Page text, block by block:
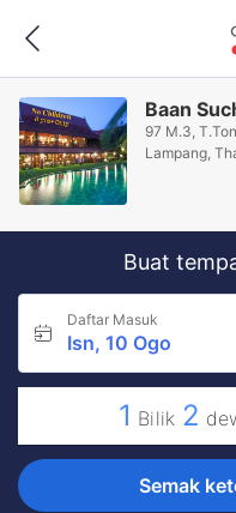
Baan
97 M.3,
Lampang,
Buat
Daftar Masuk
Isn, 10 Ogo
1 Bilik 2
Semak